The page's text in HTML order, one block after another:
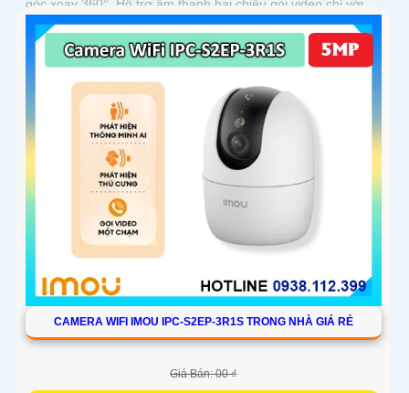
góc xoay 360°. Hỗ trợ âm thanh hai chiều gọi video chỉ với
một chạm và lưu trữ thẻ nhớ tới 256GB
CAMERA WIFI IMOU IPC-S2EP-3R1S TRONG NHÀ GIÁ RẺ
Giá Bán: 00 ₫